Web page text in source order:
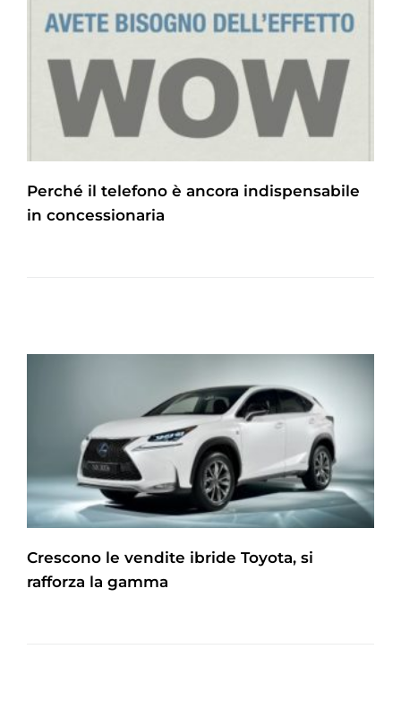
Perché il telefono è ancora indispensabile
in concessionaria
Crescono le vendite ibride Toyota, si
rafforza la gamma